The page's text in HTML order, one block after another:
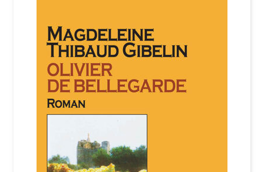
Livres de Philippe Randa
Login Customizer
Newsletter
Nous Contacter
Politique de confidentialité et cookies
Qui sommes-nous ?